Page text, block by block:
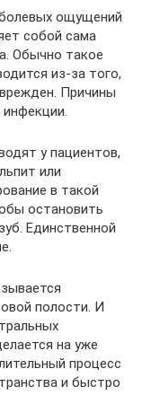
ощущений
собой сама
Обычно такое
из-за того,
Причины
у пациентов,
или
в такой
остановить
Единственной
полости. И
на уже
процесс
и быстро